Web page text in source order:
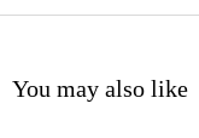
You may also like